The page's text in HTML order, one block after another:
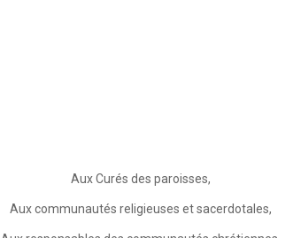
Aux Curés des paroisses,
Aux communautés religieuses et sacerdotales,